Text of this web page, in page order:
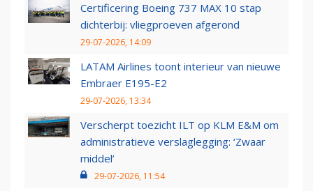
Certificering Boeing 737 MAX 10 stap
dichterbij: vliegproeven afgerond
29-07-2026, 14:09
LATAM Airlines toont interieur van nieuwe
Embraer E195-E2
29-07-2026, 13:34
Verscherpt toezicht ILT op KLM E&M om
administratieve verslaglegging: ‘Zwaar
middel’
29-07-2026, 11:54